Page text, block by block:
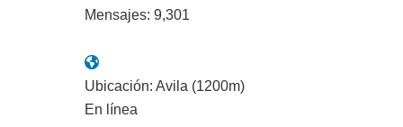
Mensajes: 9,301
Ubicación: Avila (1200m)
En línea